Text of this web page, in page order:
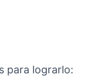
para lograrlo: